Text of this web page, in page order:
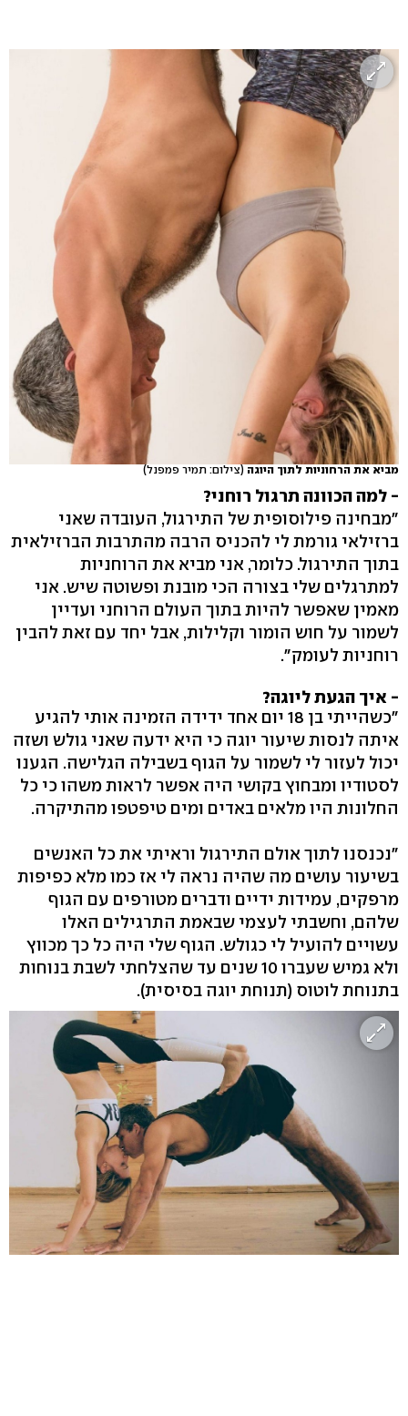
מביא את הרחוניות לתוך היוגה (צילום: תמיר פמפנל)
- למה הכוונה תרגול רוחני?
"מבחינה פילוסופית של התירגול, העובדה שאני
ברזילאי גורמת לי להכניס הרבה מהתרבות הברזילאית
בתוך התירגול. כלומר, אני מביא את הרוחניות
למתרגלים שלי בצורה הכי מובנת ופשוטה שיש. אני
מאמין שאפשר להיות בתוך העולם הרוחני ועדיין
לשמור על חוש הומור וקלילות, אבל יחד עם זאת להבין
רוחניות לעומק".
- איך הגעת ליוגה?
"כשהייתי בן 18 יום אחד ידידה הזמינה אותי להגיע
איתה לנסות שיעור יוגה כי היא ידעה שאני גולש ושזה
יכול לעזור לי לשמור על הגוף בשבילה הגלישה. הגענו
לסטודיו ומבחוץ בקושי היה אפשר לראות משהו כי כל
החלונות היו מלאים באדים ומים טיפטפו מהתיקרה.
"נכנסנו לתוך אולם התירגול וראיתי את כל האנשים
בשיעור עושים מה שהיה נראה לי אז כמו מלא כפיפות
מרפקים, עמידות ידיים ודברים מטורפים עם הגוף
שלהם, וחשבתי לעצמי שבאמת התרגילים האלו
עשויים להועיל לי כגולש. הגוף שלי היה כל כך מכווץ
ולא גמיש שעברו 10 שנים עד שהצלחתי לשבת בנוחות
בתנוחת לוטוס (תנוחת יוגה בסיסית).